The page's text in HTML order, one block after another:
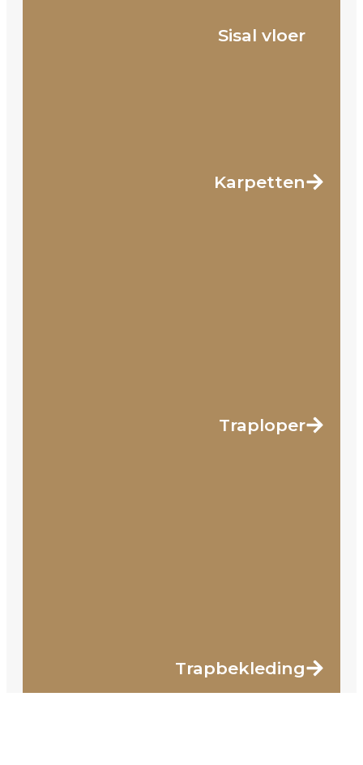
Sisal vloer
Karpetten
Traploper
Trapbekleding